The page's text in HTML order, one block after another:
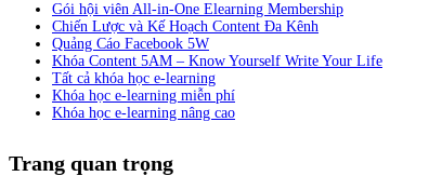
Gói hội viên All-in-One Elearning Membership
Chiến Lược và Kế Hoạch Content Đa Kênh
Quảng Cáo Facebook 5W
Khóa Content 5AM – Know Yourself Write Your Life
Tất cả khóa học e-learning
Khóa học e-learning miễn phí
Khóa học e-learning nâng cao
Trang quan trọng